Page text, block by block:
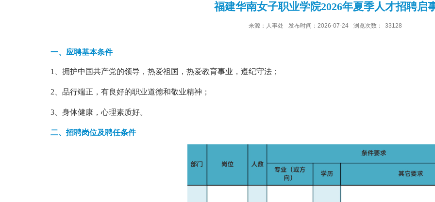
福建华南女子职业学院2026年夏季人才招聘启
来源：人事处 发布时间：2026-07-24 浏览次数： 33128
一、应聘基本条件
1、拥护中国共产党的领导，热爱祖国，热爱教育事业，遵纪守法；
2、品行端正，有良好的职业道德和敬业精神；
3、身体健康，心理素质好。
二、 招聘岗位及聘任条件